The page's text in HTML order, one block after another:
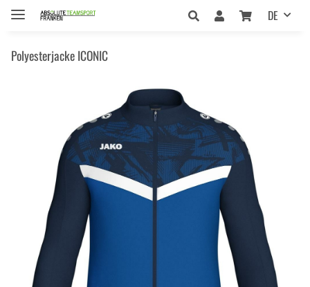
DE
Polyesterjacke ICONIC